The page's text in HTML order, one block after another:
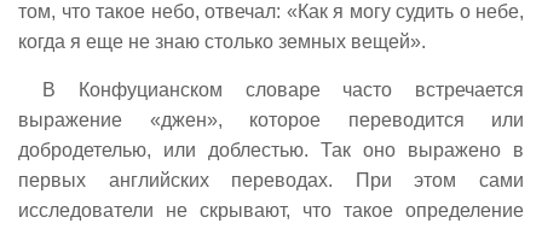
том, что такое небо, отвечал: «Как я могу судить о небе,
когда я еще не знаю столько земных вещей».
В Конфуцианском словаре часто встречается
выражение «джен», которое переводится или
добродетелью, или доблестью. Так оно выражено в
первых английских переводах. При этом сами
исследователи не скрывают, что такое определение